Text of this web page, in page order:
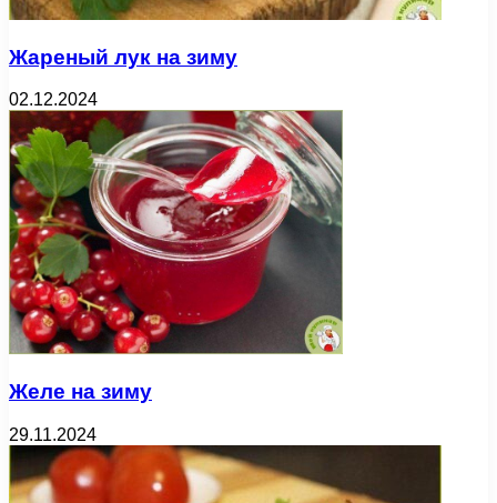
Жареный лук на зиму
02.12.2024
Желе на зиму
29.11.2024